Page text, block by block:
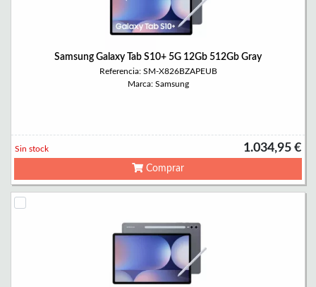
Samsung Galaxy Tab S10+ 5G 12Gb 512Gb Gray
Referencia: SM-X826BZAPEUB
Marca: Samsung
1.034,95 €
Sin stock
Comprar